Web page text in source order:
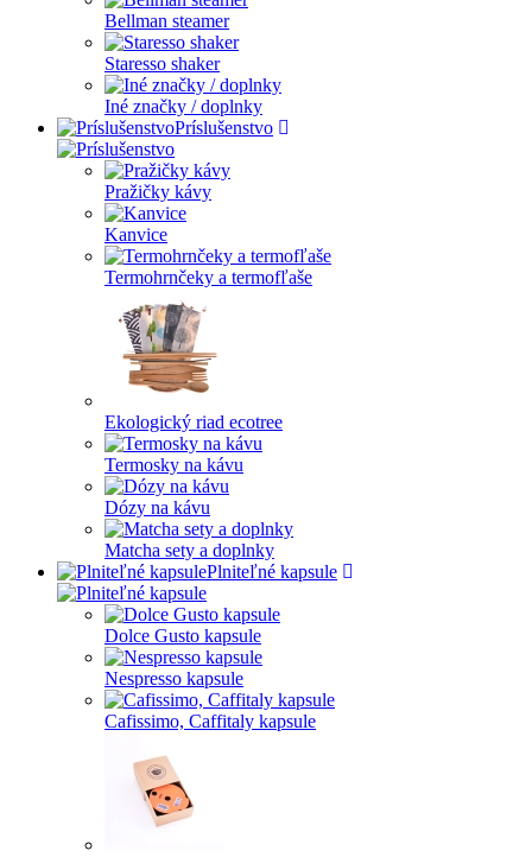
Bellman steamer
Staresso shaker
Iné značky / doplnky
Príslušenstvo
Pražičky kávy
Kanvice
Termohrnčeky a termofľaše
Ekologický riad ecotree
Termosky na kávu
Dózy na kávu
Matcha sety a doplnky
Plniteľné kapsule
Dolce Gusto kapsule
Nespresso kapsule
Cafissimo, Caffitaly kapsule